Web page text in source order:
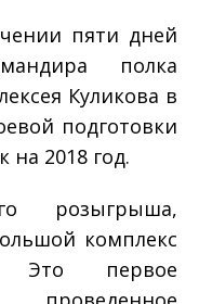
пяти дней
полка
Куликова в
подготовки
на 2018 год.
розыгрыша,
комплекс
Это первое